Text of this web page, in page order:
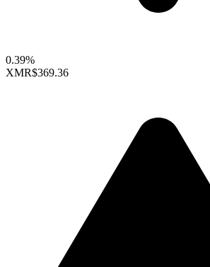
0.39%
XMR$369.36